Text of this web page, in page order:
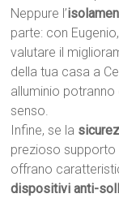
Neppure l’
parte: con
valutare il
della tua casa a
alluminio
senso.
Infine, se la
prezioso supporto
offrano
dispositivi anti-